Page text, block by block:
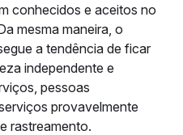
conhecidos e aceitos no
mesma maneira, o
a tendência de ficar
independente e
pessoas
provavelmente
rastreamento.